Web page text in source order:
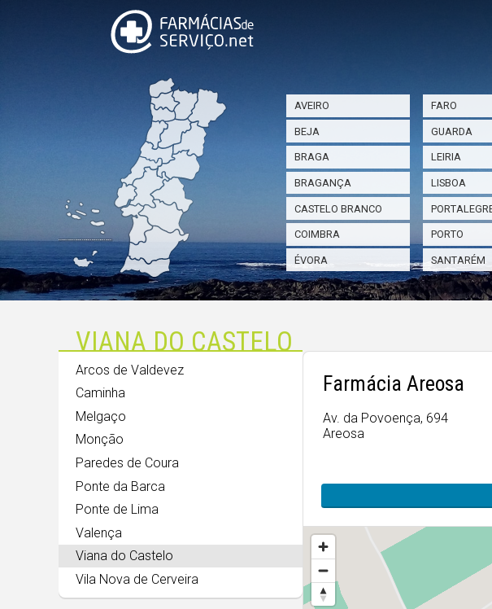
AVEIRO
BEJA
BRAGA
BRAGANÇA
CASTELO BRANCO
COIMBRA
ÉVORA
FARO
GUARDA
LEIRIA
LISBOA
PORTO
SANTARÉM
VIANA DO CASTELO
Arcos de Valdevez
Caminha
Melgaço
Monção
Paredes de Coura
Ponte da Barca
Ponte de Lima
Valença
Viana do Castelo
Vila Nova de Cerveira
Farmácia Areosa
Av. da Povoença, 694
Areosa